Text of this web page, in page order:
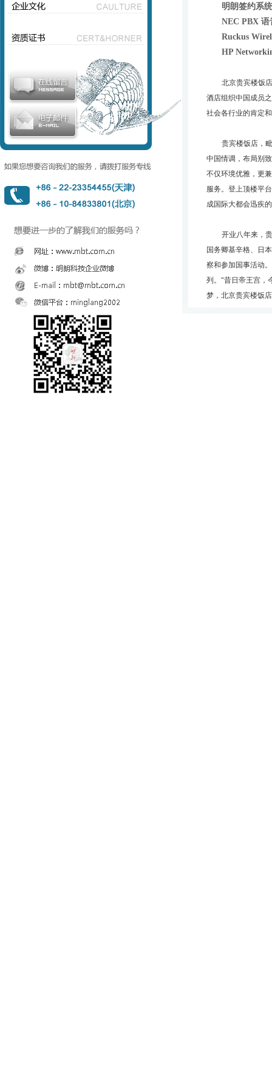
明朗签约系
NEC PBX
Ruckus
HP
北京贵宾楼饭
酒店组织中国成员
社会各行业的肯定
贵宾楼饭店，
中国情调，布局别
不仅环境优雅，更
服务。登上顶楼平
成国际大都会迅疾
开业八年来，
国务卿基辛格、日
察和参加国事活动
列。“昔日帝王宫，
梦，北京贵宾楼饭